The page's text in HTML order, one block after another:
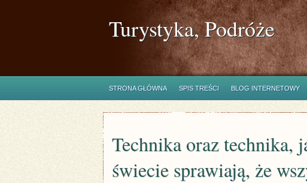
Turystyka, Podróże
STRONA GŁÓWNA SPIS TREŚCI BLOG INTERNETOWY
Technika oraz technika,
świecie sprawiają, że